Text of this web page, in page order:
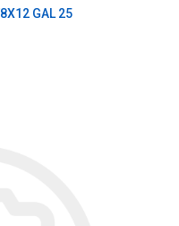
GAL 25